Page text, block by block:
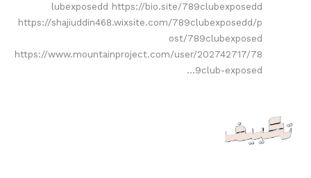
lubexposedd https://bio.site/789clubexposedd
https://shajiuddin468.wixsite.com/789clubexposedd/p
ost/789clubexposed
https://www.mountainproject.com/user/202742717/78
9club-exposed…